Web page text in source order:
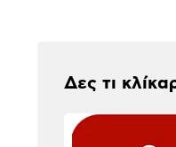
Δες τι